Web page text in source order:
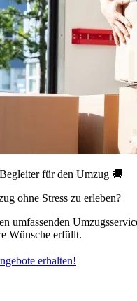
für den Umzug 🚚
ohne Stress zu erleben?
umfassenden
Wünsche erfüllt.
erhalten!